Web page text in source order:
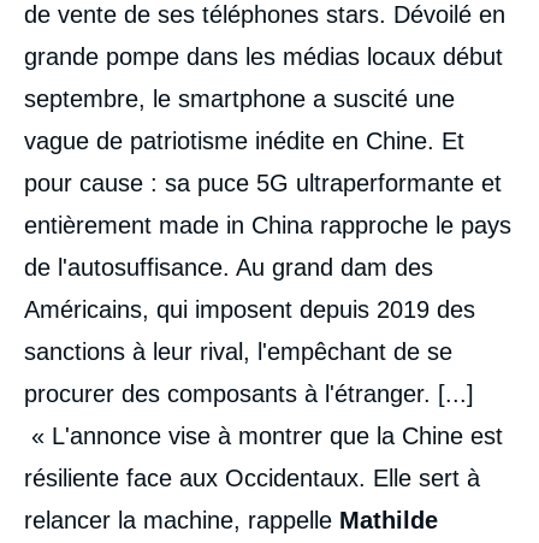
de vente de ses téléphones stars. Dévoilé en
grande pompe dans les médias locaux début
septembre, le smartphone a suscité une
vague de patriotisme inédite en Chine. Et
pour cause : sa puce 5G ultraperformante et
entièrement made in China rapproche le pays
de l'autosuffisance. Au grand dam des
Américains, qui imposent depuis 2019 des
sanctions à leur rival, l'empêchant de se
procurer des composants à l'étranger. [...]
« L'annonce vise à montrer que la Chine est
résiliente face aux Occidentaux. Elle sert à
relancer la machine, rappelle Mathilde